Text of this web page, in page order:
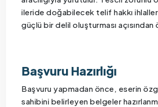
ileride doğabilecek telif hakkı
güçlü bir delil oluşturması açısından
Başvuru Hazırlığı
Başvuru yapmadan önce, eserin
sahibini belirleyen belgeler